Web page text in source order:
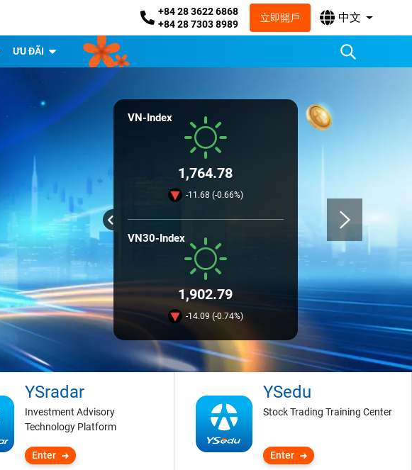
+84 28 3622 6868
+84 28 7303 8989
立即開戶 中文
ƯU ĐÃI
VN-Index
1,764.78
-11.68 (-0.66%)
VN30-Index
1,902.79
-14.09 (-0.74%)
YSradar
Investment Advisory
Technology Platform
Enter
YSedu
Stock Trading Training Center
Enter